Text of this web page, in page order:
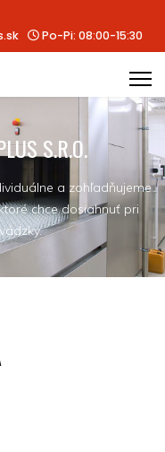
Po-Pi: 08:00-15:30
S.R.O.
a zohľadňujeme
chce dosiahnuť pri